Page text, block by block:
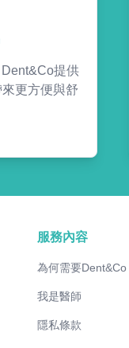
提供
更方便與舒
服務內容
為何需要Dent&Co
我是醫師
隱私條款